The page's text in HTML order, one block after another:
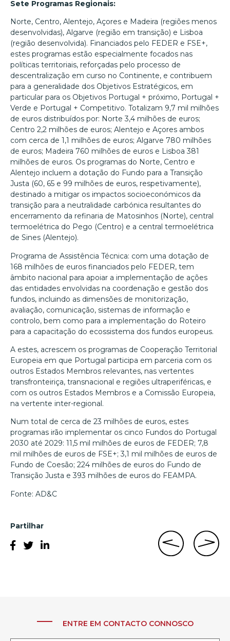
Sete Programas Regionais:
Norte, Centro, Alentejo, Açores e Madeira (regiões menos
desenvolvidas), Algarve (região em transição) e Lisboa
(região desenvolvida). Financiados pelo FEDER e FSE+,
estes programas estão especialmente focados nas
políticas territoriais, reforçadas pelo processo de
descentralização em curso no Continente, e contribuem
para a generalidade dos Objetivos Estratégicos, em
particular para os Objetivos Portugal + próximo, Portugal +
Verde e Portugal + Competitivo. Totalizam 9,7 mil milhões
de euros distribuídos por: Norte 3,4 milhões de euros;
Centro 2,2 milhões de euros; Alentejo e Açores ambos
com cerca de 1,1 milhões de euros; Algarve 780 milhões
de euros; Madeira 760 milhões de euros e Lisboa 381
milhões de euros. Os programas do Norte, Centro e
Alentejo incluem a dotação do Fundo para a Transição
Justa (60, 65 e 99 milhões de euros, respetivamente),
destinado a mitigar os impactos socioeconómicos da
transição para a neutralidade carbónica resultantes do
encerramento da refinaria de Matosinhos (Norte), central
termoelétrica do Pego (Centro) e a central termoelétrica
de Sines (Alentejo).
Programa de Assistência Técnica: com uma dotação de
168 milhões de euros financiados pelo FEDER, tem
âmbito nacional para apoiar a implementação de ações
das entidades envolvidas na coordenação e gestão dos
fundos, incluindo as dimensões de monitorização,
avaliação, comunicação, sistemas de informação e
controlo, bem como para a implementação do Roteiro
para a capacitação do ecossistema dos fundos europeus.
A estes, acrescem os programas de Cooperação Territorial
Europeia em que Portugal participa em parceria com os
outros Estados Membros relevantes, nas vertentes
transfronteiriça, transnacional e regiões ultraperiféricas, e
com os outros Estados Membros e a Comissão Europeia,
na vertente inter-regional.
Num total de cerca de 23 milhões de euros, estes
programas irão implementar os cinco Fundos do Portugal
2030 até 2029: 11,5 mil milhões de euros de FEDER; 7,8
mil milhões de euros de FSE+; 3,1 mil milhões de euros de
Fundo de Coesão; 224 milhões de euros do Fundo de
Transição Justa e 393 milhões de euros do FEAMPA.
Fonte: AD&C
Partilhar
ENTRE EM CONTACTO CONNOSCO